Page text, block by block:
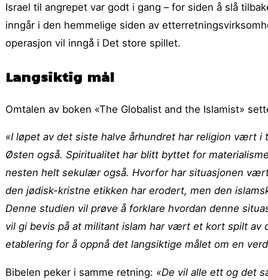
Israel til angrepet var godt i gang – for siden å slå
inngår i den hemmelige siden av
operasjon vil inngå i Det store spillet.
Langsiktig mål
Omtalen av boken «The Globalist and the Islamist»
«I løpet av det siste halve århundret har religion vært
Østen også. Spiritualitet har blitt byttet for
nesten helt sekulær også. Hvorfor har situasjonen
den jødisk-kristne etikken har erodert, men den
Denne studien vil prøve å forklare hvordan denne
vil gi bevis på at militant islam har vært et kort spilt av
etablering for å oppnå det langsiktige målet om en
Bibelen peker i samme retning: «De vil alle ett og det